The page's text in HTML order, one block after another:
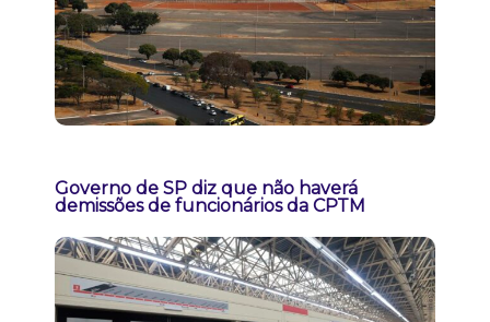
Governo de SP diz que não haverá
demissões de funcionários da CPTM